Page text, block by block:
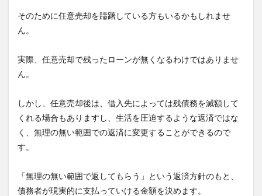
そのために任意売却を躊躇している方もいるかもしれませ
ん。
実際、任意売却で残ったローンが無くなるわけではありませ
ん。
しかし、任意売却後は、借入先によっては残債務を減額して
くれる場合もありますし、生活を圧迫するような返済ではな
く、無理の無い範囲での返済に変更することができるので
す。
「無理の無い範囲で返してもらう」という返済方針のもと、
債務者が現実的に支払っていける金額を決めます。